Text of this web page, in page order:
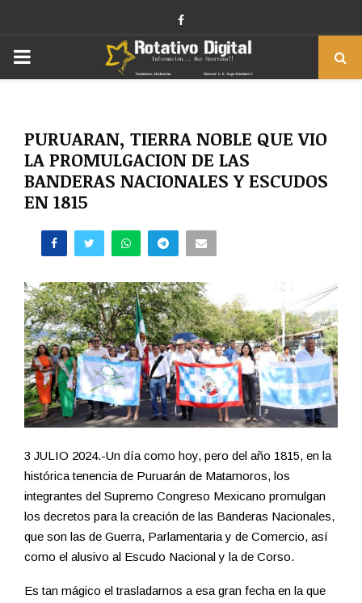
Facebook
PRIMARY
PURUARAN, TIERRA NOBLE QUE VIO
LA PROMULGACION DE LAS
BANDERAS NACIONALES Y ESCUDOS
EN 1815
3 JULIO 2024.-Un día como hoy, pero del año 1815, en la
histórica tenencia de Puruarán de Matamoros, los
integrantes del Supremo Congreso Mexicano promulgan
los decretos para la creación de las Banderas Nacionales,
que son las de Guerra, Parlamentaria y de Comercio, así
como el alusivo al Escudo Nacional y la de Corso.
Es tan mágico el trasladarnos a esa gran fecha en la que